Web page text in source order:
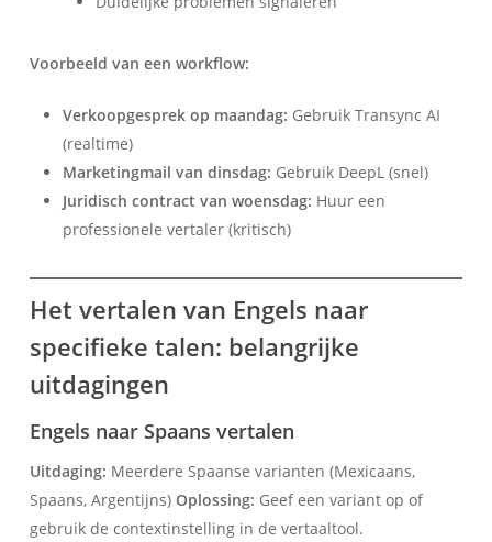
Voorbeeld van een workflow:
Verkoopgesprek op maandag: Gebruik Transync AI
(realtime)
Marketingmail van dinsdag: Gebruik DeepL (snel)
Juridisch contract van woensdag: Huur een
professionele vertaler (kritisch)
Het vertalen van Engels naar
specifieke talen: belangrijke
uitdagingen
Engels naar Spaans vertalen
Uitdaging: Meerdere Spaanse varianten (Mexicaans,
Spaans, Argentijns) Oplossing: Geef een variant op of
gebruik de contextinstelling in de vertaaltool.